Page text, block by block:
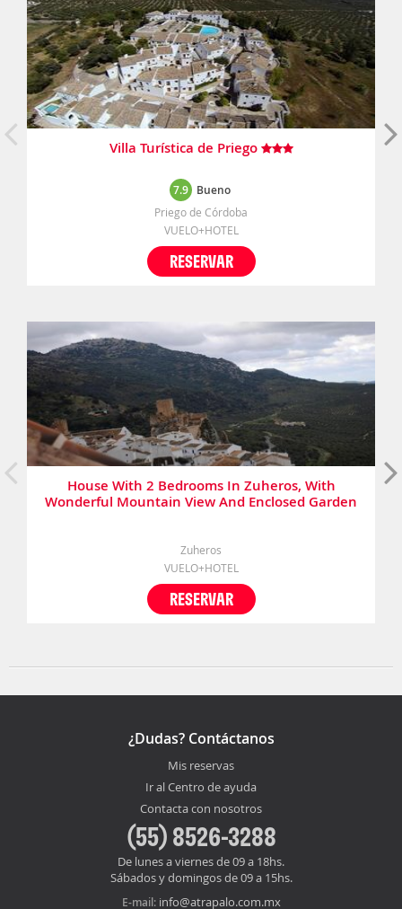
Villa Turística de Priego
7.9 Bueno
Priego de Córdoba
VUELO+HOTEL
RESERVAR
House With 2 Bedrooms In Zuheros, With
Wonderful Mountain View And Enclosed Garden
Zuheros
VUELO+HOTEL
RESERVAR
¿Dudas? Contáctanos
Mis reservas
Ir al Centro de ayuda
Contacta con nosotros
(55) 8526-3288
De lunes a viernes de 09 a 18hs.
Sábados y domingos de 09 a 15hs.
E-mail: info@atrapalo.com.mx